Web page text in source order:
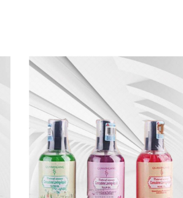
massage Sensuva Sizzle
, khôngquá ngọt hay làm gắt mũi
những chị em thích hương vị ngọt
nhưng lại độc đáo , thú vị. Tạo